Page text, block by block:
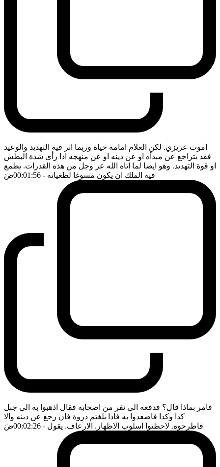
اموت عزيزي. لكن الغلام امامه حياة وربما اثر فيه التهديد والوعيد
فقد يتراجع عن مبدأه او عن دينه او عن منهجه اذا رأى شدة البطش
او قوة التهديد. وهو ايضا لما اتاه الله عز وجل من هذه القدرات. يطمع
فيه الملك ان يكون مسوغا لطغيانه - 00:01:56 ضَ
فامر بماذا قال؟ فدفعه الى نفر من اصحابه فقال اذهبوا به الى جبل
كذا وكذا فاصعدوا به فاذا بلغتم ذروة فان رجع عن دينه والا
فاطرحوه. لاحظتوا اسلوب الاظهار. الارعاف. يقول - 00:02:26 ضَ